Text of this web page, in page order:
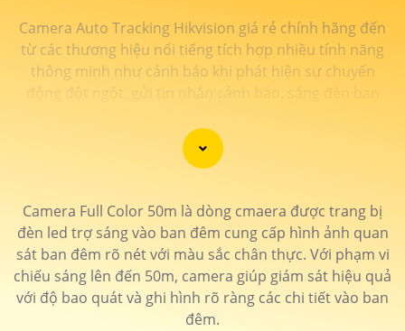
Camera Auto Tracking Hikvision giá rẻ chính hãng đến
từ các thương hiệu nổi tiếng tích hợp nhiều tính năng
thông minh như cảnh báo khi phát hiện sự chuyển
động đột ngột, gửi tin nhắn cảnh báo, sáng đèn ban
có thể yên tâm hơn về việc đảm bảo an ninh cho mọi
không gian của bạn.
Camera Full Color 50m là dòng cmaera được trang bị
đèn led trợ sáng vào ban đêm cung cấp hình ảnh quan
sát ban đêm rõ nét với màu sắc chân thực. Với phạm vi
chiếu sáng lên đến 50m, camera giúp giám sát hiệu quả
với độ bao quát và ghi hình rõ ràng các chi tiết vào ban
đêm.